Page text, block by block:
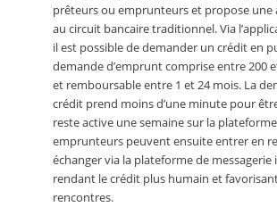
prêteurs ou emprunteurs et propose une
au circuit bancaire traditionnel. Via
il est possible de demander un crédit en
demande d’emprunt comprise entre 200
et remboursable entre 1 et 24 mois. La
crédit prend moins d’une minute pour
reste active une semaine sur la
emprunteurs peuvent ensuite entrer en
échanger via la plateforme de messagerie
rendant le crédit plus humain et
rencontres.